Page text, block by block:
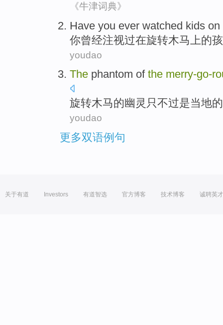
《牛津词典》
Have you ever watched kids on
你曾经注视过在旋转木马上的
youdao
The phantom of the merry-go-
旋转木马的 幽灵只不过是当地的
youdao
更多双语例句
关于有道 Investors 有道智选 官方博客 技术博客 诚聘英才